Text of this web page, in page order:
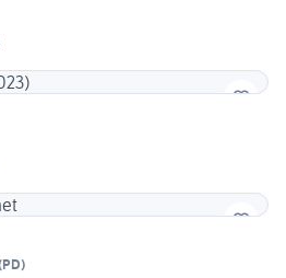
PD)